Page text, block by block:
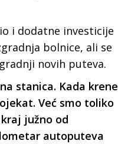
i dodatne investicije
bolnice, ali se
novih puteva.
stanica. Kada krene
Već smo toliko
južno od
autoputeva